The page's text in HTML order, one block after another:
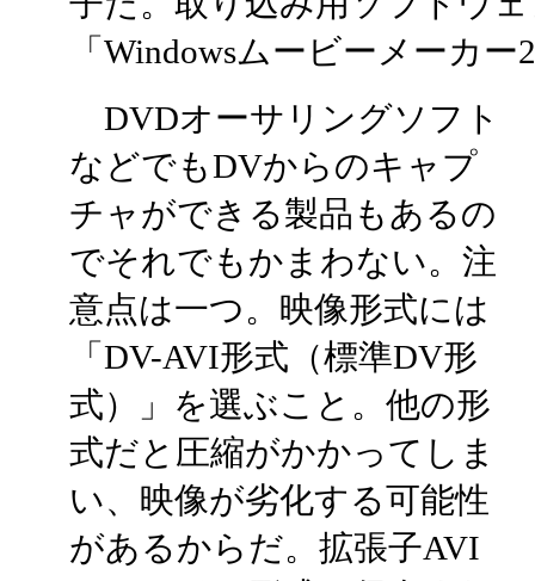
「Windowsムービーメーカ
DVDオーサリングソフト
などでもDVからのキャプ
チャができる製品もあるの
でそれでもかまわない。注
意点は一つ。映像形式には
「DV-AVI形式（標準DV形
式）」を選ぶこと。他の形
式だと圧縮がかかってしま
い、映像が劣化する可能性
があるからだ。拡張子AVI